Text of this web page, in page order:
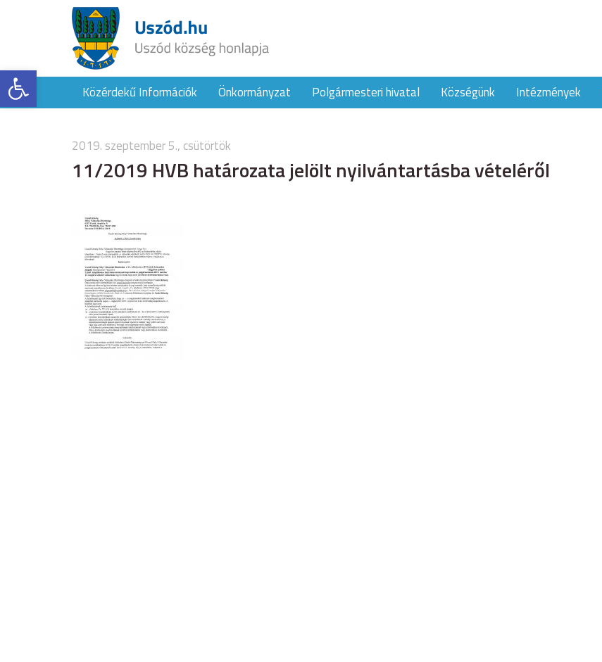
Eszköztár megnyitásaKözérdekű Információk Önkormányzat Polgármesteri hivatal Községünk Intézmények
2019. szeptember 5., csütörtök
11/2019 HVB határozata jelölt nyilvántartásba vételéről